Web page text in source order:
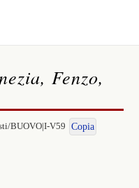
Fenzo,
BUOVO|I-V59 Copia